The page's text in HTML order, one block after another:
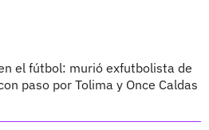
el fútbol: murió exfutbolista de
paso por Tolima y Once Caldas